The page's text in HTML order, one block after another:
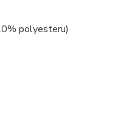
polyesteru)